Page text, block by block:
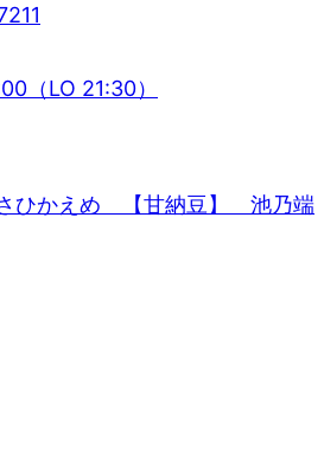
（LO 21:30）
さひかえめ 【甘納豆】 池乃端